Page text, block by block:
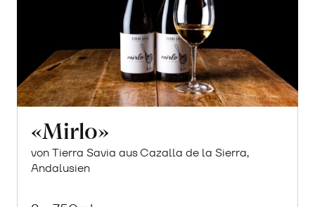
«Mirlo»
von Tierra Savia aus Cazalla de la Sierra,
Andalusien